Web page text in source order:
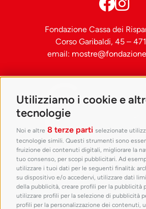
Utilizziamo i cookie e
tecnologie
Noi e altre 8 terze parti selezionate
tecnologie simili. Questi strumenti sono
fruizione dei contenuti digitali, migliorare la
tuo consenso, per scopi pubblicitari. Ad
utilizzare i tuoi dati per le seguenti finalità:
su dispositivo e/o accedervi, utilizzare dati
della pubblicità, creare profili per la pubblicità
utilizzare profili per la selezione di pubblicità
profili per la personalizzazione dei contenuti,
Fondazione Cassa dei
Corso Garibaldi, 45 –
email: